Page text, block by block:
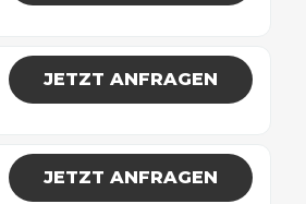
JETZT ANFRAGEN
JETZT ANFRAGEN